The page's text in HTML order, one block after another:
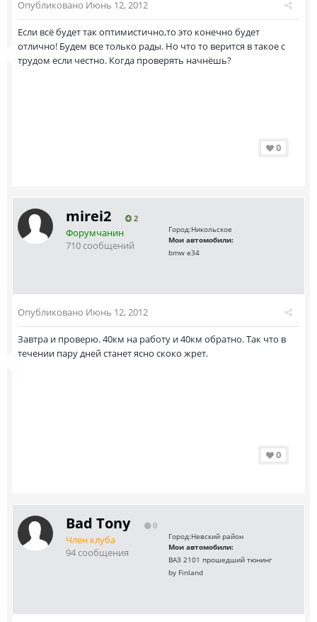
Опубликовано Июнь 12, 2012
Если всё будет так оптимистично,то это конечно будет
отлично! Будем все только рады. Но что то верится в такое с
трудом если честно. Когда проверять начнёшь?
0
mirei2 2
Форумчанин
710 сообщений
Город:Никольское
Мои автомобили:
bmw e34
Опубликовано Июнь 12, 2012
Завтра и проверю. 40км на работу и 40км обратно. Так что в
течении пару дней станет ясно скоко жрет.
0
Bad Tony 0
Член клуба
94 сообщения
Город:Невский район
Мои автомобили:
ВАЗ 2101 прошедший тюнинг
by Finland